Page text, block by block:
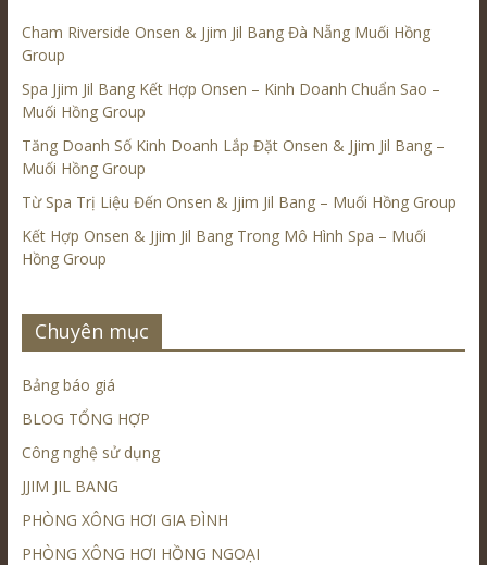
Cham Riverside Onsen & Jjim Jil Bang Đà Nẵng Muối Hồng
Group
Spa Jjim Jil Bang Kết Hợp Onsen – Kinh Doanh Chuẩn Sao –
Muối Hồng Group
Tăng Doanh Số Kinh Doanh Lắp Đặt Onsen & Jjim Jil Bang –
Muối Hồng Group
Từ Spa Trị Liệu Đến Onsen & Jjim Jil Bang – Muối Hồng Group
Kết Hợp Onsen & Jjim Jil Bang Trong Mô Hình Spa – Muối
Hồng Group
Chuyên mục
Bảng báo giá
BLOG TỔNG HỢP
Công nghệ sử dụng
JJIM JIL BANG
PHÒNG XÔNG HƠI GIA ĐÌNH
PHÒNG XÔNG HƠI HỒNG NGOẠI